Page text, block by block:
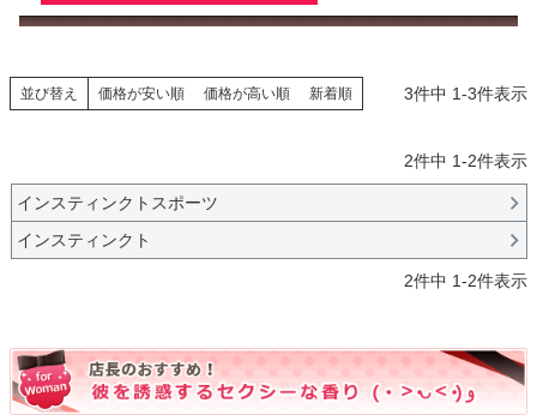
並び替え 価格が安い順 価格が高い順 新着順 3件中 1-3件表示
2件中 1-2件表示
インスティンクトスポーツ
インスティンクト
2件中 1-2件表示